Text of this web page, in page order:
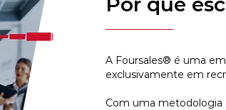
A Foursales® é uma
exclusivamente em
Com uma metodologia